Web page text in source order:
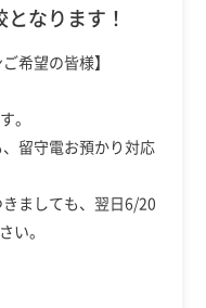
なります！
希望の皆様】
。
留守電お預かり対応
ましても、翌日6/20
い。